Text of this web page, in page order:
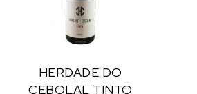
HERDADE DO
CEBOLAL TINTO